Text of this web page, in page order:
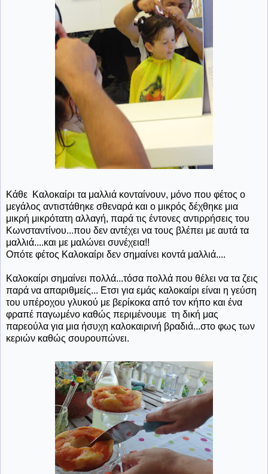
Κάθε Καλοκαίρι τα μαλλιά κονταίνουν, μόνο που φέτος ο
μεγάλος αντιστάθηκε σθεναρά και ο μικρός δέχθηκε μια
μικρή μικρότατη αλλαγή, παρά τις έντονες αντιρρήσεις του
Κωνσταντίνου...που δεν αντέχει να τους βλέπει με αυτά τα
μαλλιά....και με μαλώνει συνέχεια!!
Οπότε φέτος Καλοκαίρι δεν σημαίνει κοντά μαλλιά....
Καλοκαίρι σημαίνει πολλά...τόσα πολλά που θέλει να τα ζεις
παρά να απαριθμείς... Ετσι για εμάς καλοκαίρι είναι η γεύση
του υπέροχου γλυκού με βερίκοκα από τον κήπο και ένα
φραπέ παγωμένο καθώς περιμένουμε τη δική μας
παρεούλα για μια ήσυχη καλοκαιρινή βραδιά...στο φως των
κεριών καθώς σουρουπώνει.